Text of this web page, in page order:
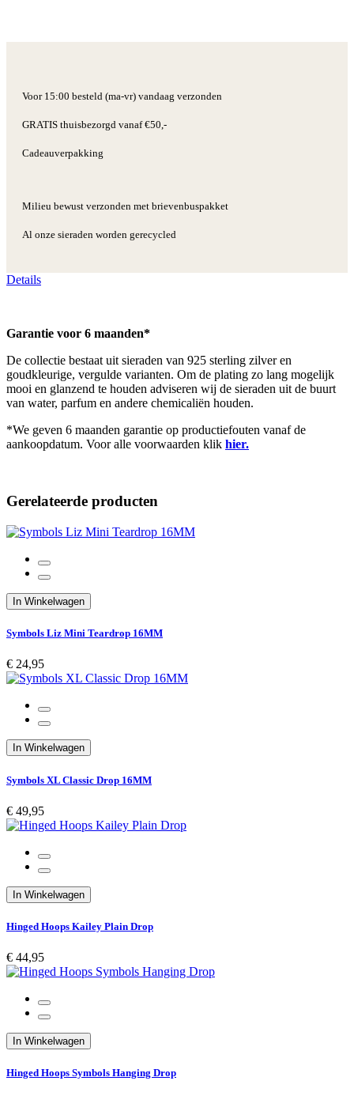
Voor 15:00 besteld (ma-vr) vandaag verzonden
GRATIS thuisbezorgd vanaf €50,-
Cadeauverpakking
Milieu bewust verzonden met brievenbuspakket
Al onze sieraden worden gerecycled
Details
Garantie voor 6 maanden*
De collectie bestaat uit sieraden van 925 sterling zilver en
goudkleurige, vergulde varianten. Om de plating zo lang mogelijk
mooi en glanzend te houden adviseren wij de sieraden uit de buurt
van water, parfum en andere chemicaliën houden.
*We geven 6 maanden garantie op productiefouten vanaf de
aankoopdatum. Voor alle voorwaarden klik hier.
Gerelateerde producten
In Winkelwagen
Symbols Liz Mini Teardrop 16MM
€ 24,95
In Winkelwagen
Symbols XL Classic Drop 16MM
€ 49,95
In Winkelwagen
Hinged Hoops Kailey Plain Drop
€ 44,95
In Winkelwagen
Hinged Hoops Symbols Hanging Drop